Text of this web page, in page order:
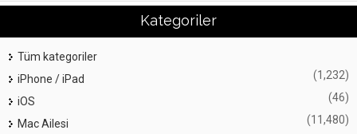
Kategoriler
Tüm kategoriler
iPhone / iPad
(1,232)
iOS (46)
Mac Ailesi (11,480)